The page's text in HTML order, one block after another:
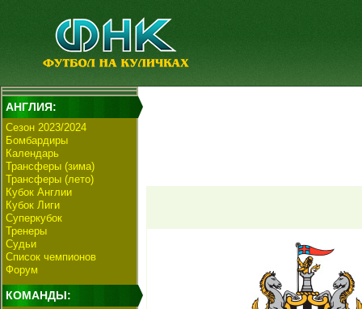
АНГЛИЯ:
Сезон 2023/2024
Бомбардиры
Календарь
Трансферы (зима)
Трансферы (лето)
Кубок Англии
Кубок Лиги
Суперкубок
Тренеры
Судьи
Список чемпионов
Форум
КОМАНДЫ: